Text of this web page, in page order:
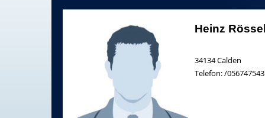
Heinz Rössel
34134Calden
Telefon:/056747543